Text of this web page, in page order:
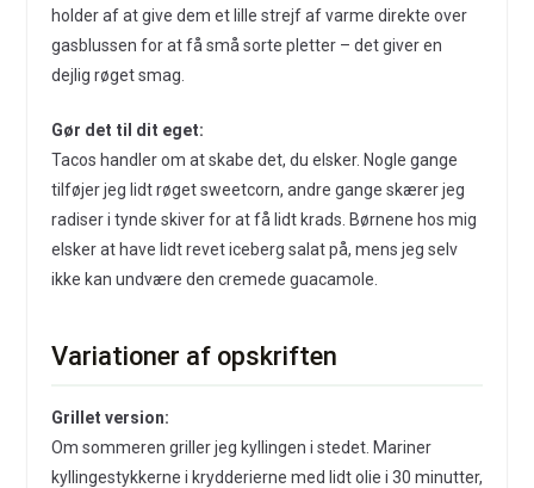
holder af at give dem et lille strejf af varme direkte over
gasblussen for at få små sorte pletter – det giver en
dejlig røget smag.
Gør det til dit eget:
Tacos handler om at skabe det, du elsker. Nogle gange
tilføjer jeg lidt røget sweetcorn, andre gange skærer jeg
radiser i tynde skiver for at få lidt krads. Børnene hos mig
elsker at have lidt revet iceberg salat på, mens jeg selv
ikke kan undvære den cremede guacamole.
Variationer af opskriften
Grillet version:
Om sommeren griller jeg kyllingen i stedet. Mariner
kyllingestykkerne i krydderierne med lidt olie i 30 minutter,